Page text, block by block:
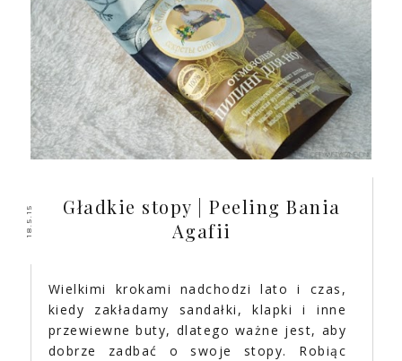
18.5.15
Gładkie stopy | Peeling Bania
Agafii
Wielkimi krokami nadchodzi lato i czas,
kiedy zakładamy sandałki, klapki i inne
przewiewne buty, dlatego ważne jest, aby
dobrze zadbać o swoje stopy. Robiąc